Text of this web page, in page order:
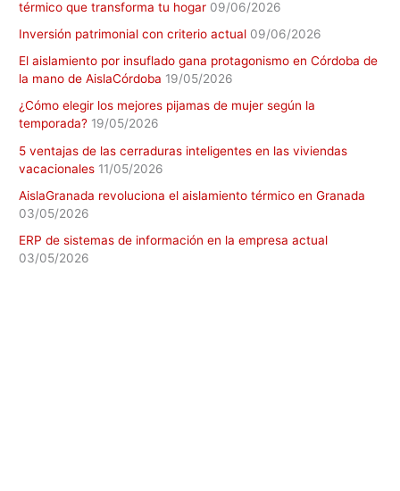
térmico que transforma tu hogar 09/06/2026
Inversión patrimonial con criterio actual 09/06/2026
El aislamiento por insuflado gana protagonismo en Córdoba de
la mano de AislaCórdoba 19/05/2026
¿Cómo elegir los mejores pijamas de mujer según la
temporada? 19/05/2026
5 ventajas de las cerraduras inteligentes en las viviendas
vacacionales 11/05/2026
AislaGranada revoluciona el aislamiento térmico en Granada
03/05/2026
ERP de sistemas de información en la empresa actual
03/05/2026